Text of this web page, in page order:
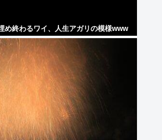
め終わるワイ、人生アガリの模様www